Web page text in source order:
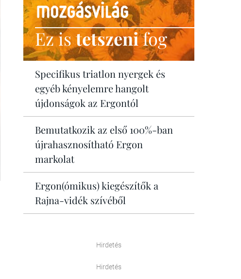
Ez istetszenifog
Specifikus triatlon nyergek és
egyéb kényelemre hangolt
újdonságok az Ergontól
Bemutatkozik az első 100%-ban
újrahasznosítható Ergon
markolat
Ergon(ómikus) kiegészítők a
Rajna-vidék szívéből
Hirdetés
Hirdetés